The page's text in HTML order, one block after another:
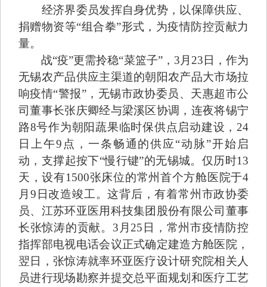
经济界委员发挥自身优势，以保障供应、
捐赠物资等“组合拳”形式，为疫情防控贡献力
量。
战“疫”更需拎稳“菜篮子”，3月23日，作为
无锡农产品供应主渠道的朝阳农产品大市场拉
响疫情“警报”，无锡市政协委员、天惠超市公
司董事长张庆卿经与梁溪区协调，连夜将锡宁
路8号作为朝阳蔬果临时保供点启动建设，24
日上午9点，一条畅通的供应“动脉”开始启
动，支撑起按下“慢行键”的无锡城。仅历时13
天，设有1500张床位的常州首个方舱医院于4
月9日改造竣工。这背后，有着常州市政协委
员、江苏环亚医用科技集团股份有限公司董事
长张惊涛的贡献。3月25日，常州市疫情防控
指挥部电视电话会议正式确定建造方舱医院，
翌日，张惊涛就率环亚医疗设计研究院相关人
员进行现场勘察并提交总平面规划和医疗工艺